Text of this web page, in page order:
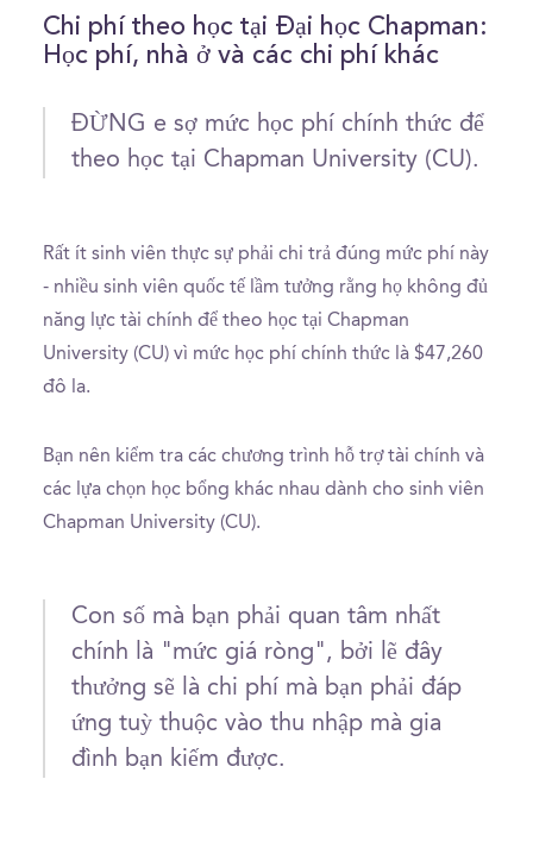
Chi phí theo học tại Đại học Chapman:
Học phí, nhà ở và các chi phí khác
ĐỪNG e sợ mức học phí chính thức để
theo học tại Chapman University (CU).
Rất ít sinh viên thực sự phải chi trả đúng mức phí này
- nhiều sinh viên quốc tế lầm tưởng rằng họ không đủ
năng lực tài chính để theo học tại Chapman
University (CU) vì mức học phí chính thức là $47,260
đô la.
Bạn nên kiểm tra các chương trình hỗ trợ tài chính và
các lựa chọn học bổng khác nhau dành cho sinh viên
Chapman University (CU).
Con số mà bạn phải quan tâm nhất
chính là "mức giá ròng", bởi lẽ đây
thưởng sẽ là chi phí mà bạn phải đáp
ứng tuỳ thuộc vào thu nhập mà gia
đình bạn kiếm được.